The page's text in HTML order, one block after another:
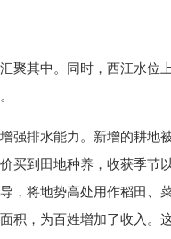
聚其中。同时，西江水位
强排水能力。新增的耕地
买到田地种养，收获季节
，将地势高处用作稻田、
积，为百姓增加了收入。